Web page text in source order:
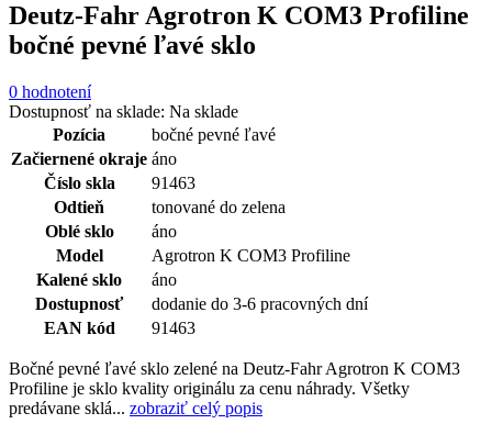
Deutz-Fahr Agrotron K COM3 Profiline
bočné pevné ľavé sklo
0 hodnotení
Dostupnosť na sklade: Na sklade
Pozícia
bočné pevné ľavé
Začiernené okraje áno
Číslo skla
91463
Odtieň
tonované do zelena
Oblé sklo
áno
Model
Agrotron K COM3 Profiline
Kalené sklo
áno
Dostupnosť
dodanie do 3-6 pracovných dní
EAN kód
91463
Bočné pevné ľavé sklo zelené na Deutz-Fahr Agrotron K COM3
Profiline je sklo kvality originálu za cenu náhrady. Všetky
predávane sklá... zobraziť celý popis